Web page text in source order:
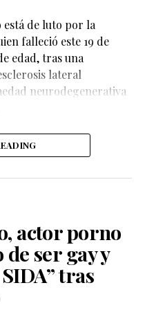
de celulares
de luto por la
falleció este 19 de
edad, tras una
lateral
neurodegenerativa
actor porno
de ser gay y
tras